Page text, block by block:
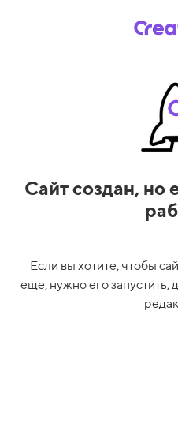
Сайт создан, но
Если вы хотите, чтобы
еще, нужно его запустить,